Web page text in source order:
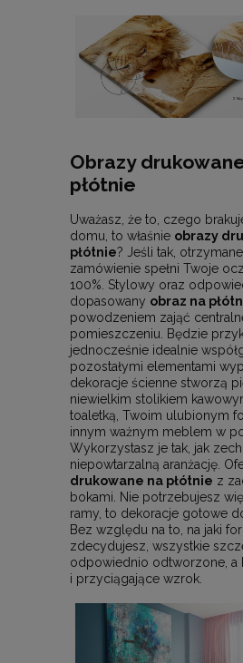
Obrazy
płótnie
Uważasz, że to, czego
domu, to właśnie obrazy
płótnie? Jeśli tak,
zamówienie spełni Twoje
100%. Stylowy oraz
dopasowany obraz na
powodzeniem zająć
pomieszczeniu. Będzie
jednocześnie idealnie
pozostałymi elementami
dekoracje ścienne stworzą
niewielkim stolikiem
toaletką, Twoim ulubionym
innym ważnym meblem w
Wykorzystasz je tak, jak
niepowtarzalną aranżację.
drukowane na płótnie z
bokami. Nie potrzebujesz
ramy, to dekoracje gotowe
Bez względu na to, na jaki
zdecydujesz, wszystkie
odpowiednio odtworzone, a
i przyciągające wzrok.